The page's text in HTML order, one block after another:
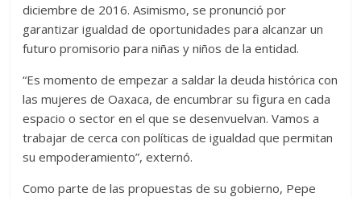
diciembre de 2016. Asimismo, se pronunció por
garantizar igualdad de oportunidades para alcanzar un
futuro promisorio para niñas y niños de la entidad.
“Es momento de empezar a saldar la deuda histórica con
las mujeres de Oaxaca, de encumbrar su figura en cada
espacio o sector en el que se desenvuelvan. Vamos a
trabajar de cerca con políticas de igualdad que permitan
su empoderamiento”, externó.
Como parte de las propuestas de su gobierno, Pepe